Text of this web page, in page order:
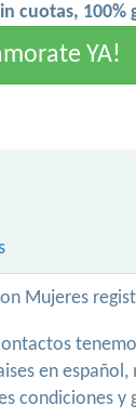
cuotas, 100%
YA!
Mujeres
en español,
condiciones y